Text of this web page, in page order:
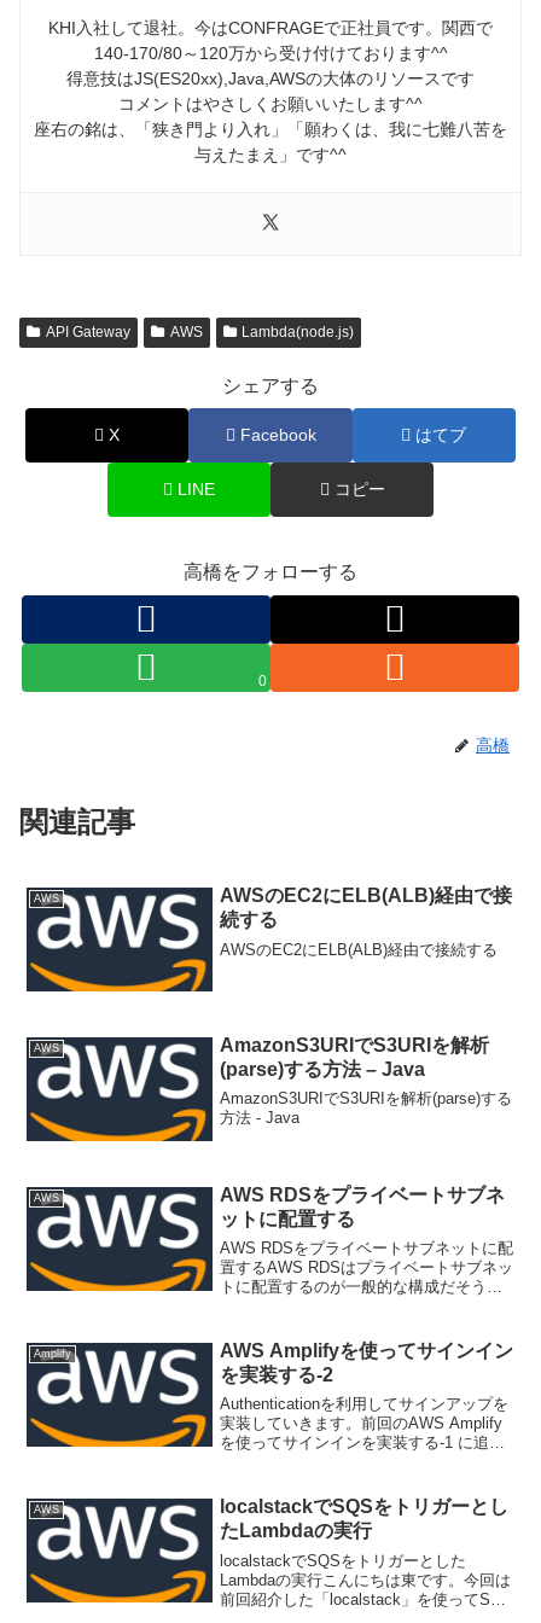
KHI入社して退社。今はCONFRAGEで正社員です。関西で
140-170/80～120万から受け付けております^^
得意技はJS(ES20xx),Java,AWSの大体のリソースです
コメントはやさしくお願いいたします^^
座右の銘は、「狭き門より入れ」「願わくは、我に七難八苦を
与えたまえ」です^^
API Gateway AWS Lambda(node.js)
シェアする
X Facebook はてブ
LINE コピー
高橋をフォローする
0
高橋
関連記事
AWS
AWSのEC2にELB(ALB)経由で接
続する
AWSのEC2にELB(ALB)経由で接続する
AWS
AmazonS3URIでS3URIを解析
(parse)する方法 – Java
AmazonS3URIでS3URIを解析(parse)する
方法 - Java
AWS
AWS RDSをプライベートサブネ
ットに配置する
AWS RDSをプライベートサブネットに配
置するAWS RDSはプライベートサブネッ
トに配置するのが一般的な構成だそうで
RDSのOSにはログインできません。踏み
台サー...
Amplify
AWS Amplifyを使ってサインイン
を実装する-2
Authenticationを利用してサインアップを
実装していきます。前回のAWS Amplify
を使ってサインインを実装する-1 に追加
AWS
localstackでSQSをトリガーとし
たLambdaの実行
localstackでSQSをトリガーとした
Lambdaの実行こんにちは東です。今回は
前回紹介した「localstack」を使ってSQS